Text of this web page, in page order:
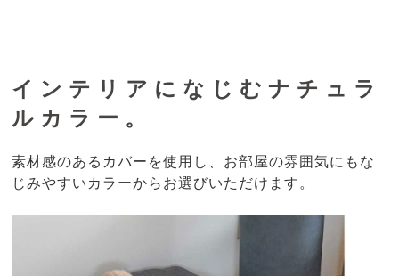
インテリアになじむナチュラ
ルカラー。
素材感のあるカバーを使用し、お部屋の雰囲気にもな
じみやすいカラーからお選びいただけます。